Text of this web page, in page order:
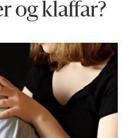
og klaffar?